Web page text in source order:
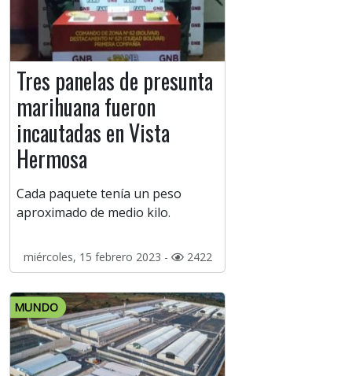
Tres panelas de presunta
marihuana fueron
incautadas en Vista
Hermosa
Cada paquete tenía un peso
aproximado de medio kilo.
miércoles, 15 febrero 2023 - 2422
MUNDO